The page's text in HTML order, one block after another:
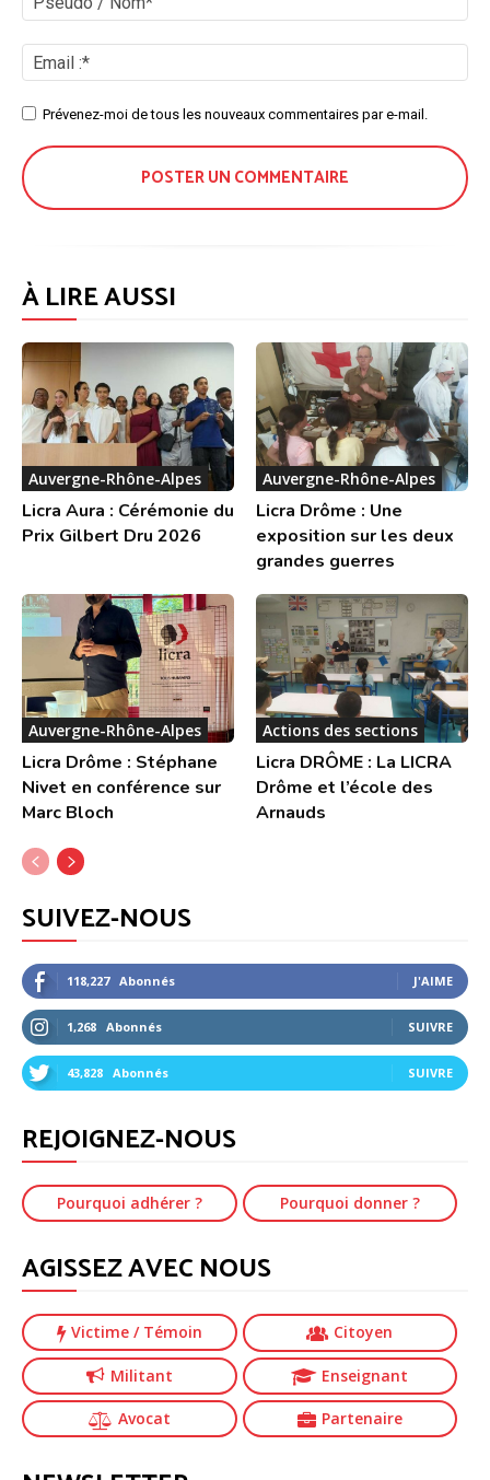
/
:*
SitePrévenez-moi de tous les nouveaux commentaires par e-mail.
À LIRE AUSSI
Auvergne-Rhône-Alpes
Licra Aura : Cérémonie du
Prix Gilbert Dru 2026
Auvergne-Rhône-Alpes
Licra Drôme : Une
exposition sur les deux
grandes guerres
Auvergne-Rhône-Alpes
Licra Drôme : Stéphane
Nivet en conférence sur
Marc Bloch
Actions des sections
Licra DRÔME : La LICRA
Drôme et l’école des
Arnauds
SUIVEZ-NOUS
118,227 Abonnés J'AIME
1,268 Abonnés SUIVRE
43,828 Abonnés SUIVRE
REJOIGNEZ-NOUS
Pourquoi adhérer ? Pourquoi donner ?
AGISSEZ AVEC NOUS
Victime / Témoin Citoyen
Militant Enseignant
Avocat Partenaire